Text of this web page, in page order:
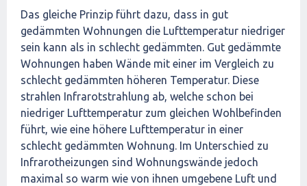
Das gleiche Prinzip führt dazu, dass in gut
gedämmten Wohnungen die Lufttemperatur niedriger
sein kann als in schlecht gedämmten. Gut gedämmte
Wohnungen haben Wände mit einer im Vergleich zu
schlecht gedämmten höheren Temperatur. Diese
strahlen Infrarotstrahlung ab, welche schon bei
niedriger Lufttemperatur zum gleichen Wohlbefinden
führt, wie eine höhere Lufttemperatur in einer
schlecht gedämmten Wohnung. Im Unterschied zu
Infrarotheizungen sind Wohnungswände jedoch
maximal so warm wie von ihnen umgebene Luft und